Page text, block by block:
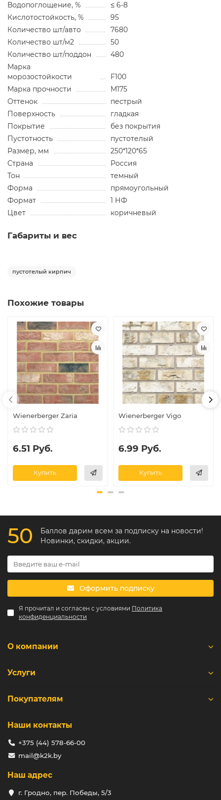
Водопоглощение, %
≤ 6-8
Кислотостойкость, %
95
Количество шт/авто
7680
Количество шт/м2
50
Количество шт/поддон
480
Марка
морозостойкости
F100
Марка прочности
М175
Оттенок
пестрый
Поверхность
гладкая
Покрытие
без покрытия
Пустотность
пустотелый
Размер, мм
250*120*65
Страна
Россия
Тон
темный
Форма
прямоугольный
Формат
1 НФ
Цвет
коричневый
Габариты и вес
пустотелый кирпич
Похожие товары
Wienerberger Zaria
6.51 Руб.
Купить
Wienerberger Vigo
6.99 Руб.
Купить
50
Баллов дарим всем за подписку на новости!
Новинки, скидки, акции.
Оформить подписку
Я прочитал и согласен с условиями Политика
конфиденциальности
О компании
Услуги
Покупателям
Наши контакты
+375 (44) 578-66-00
mail@k2k.by
Наш адрес
г. Гродно, пер. Победы, 5/3